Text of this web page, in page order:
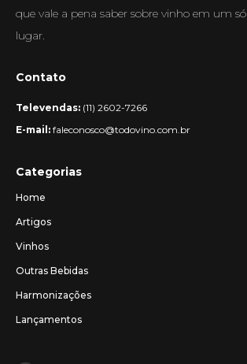
que vale a pena saber sobre vinho em um só
lugar.
Contato
Televendas: (11) 2602-7266
E-mail: faleconosco@todovino.com.br
Categorias
Home
Artigos
Vinhos
Outras Bebidas
Harmonizações
Lançamentos